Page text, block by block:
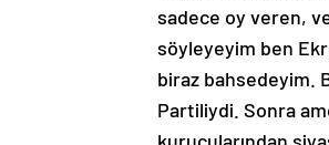
sadece oy veren,
söyleyeyim ben
biraz bahsedeyim.
Partiliydi. Sonra